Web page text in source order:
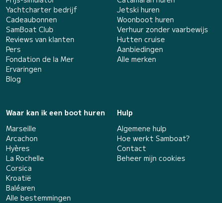
Yachtcharter bedrijf
Cadeaubonnen
SamBoat Club
Reviews van klanten
Pers
Fondation de la Mer
Ervaringen
Blog
Jetski huren
Woonboot huren
Verhuur zonder vaarbewijs
Hutten cruise
Aanbiedingen
Alle merken
Waar kan ik een boot huren
Marseille
Arcachon
Hyères
La Rochelle
Corsica
Kroatië
Baléaren
Alle bestemmingen
Hulp
Algemene hulp
Hoe werkt Samboat?
Contact
Beheer mijn cookies